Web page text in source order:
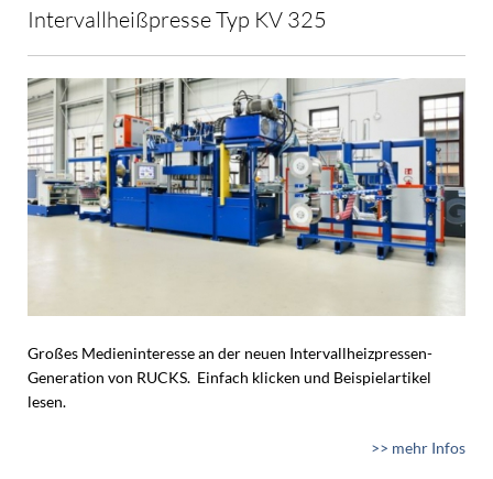
Intervallheißpresse Typ KV 325
Großes Medieninteresse an der neuen Intervallheizpressen-
Generation von RUCKS. Einfach klicken und Beispielartikel
lesen.
>> mehr Infos